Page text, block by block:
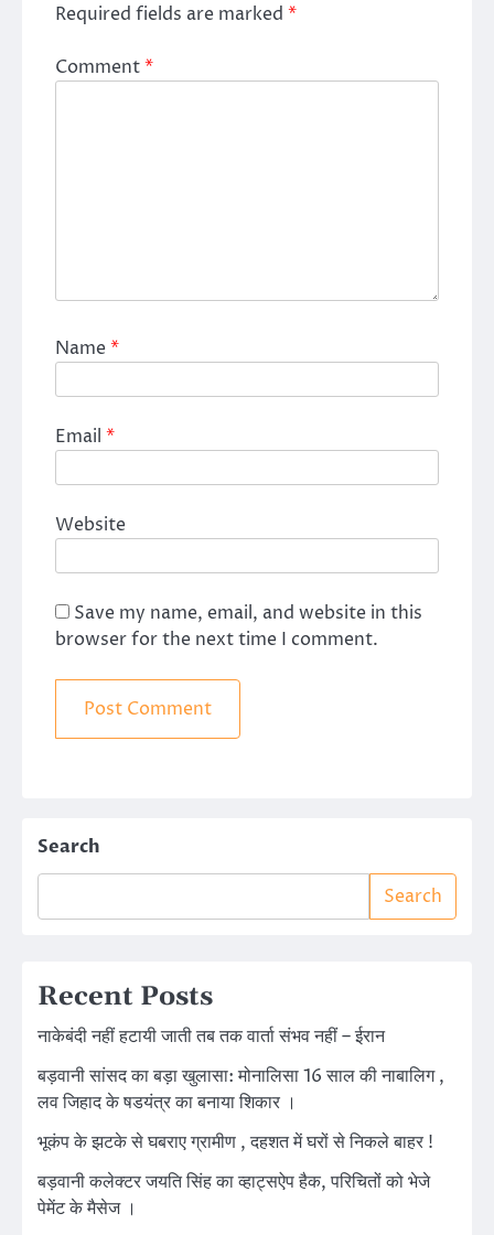
Required fields are marked *
Comment*
Name*
Email *
Website
Save my name, email, and website in this
browser for the next time I comment.
Search
Search
Recent Posts
नाकेबंदी नहीं हटायी जाती तब तक वार्ता संभव नहीं – ईरान
बड़वानी सांसद का बड़ा खुलासा: मोनालिसा 16 साल की नाबालिग ,
लव जिहाद के षडयंत्र का बनाया शिकार ।
भूकंप के झटके से घबराए ग्रामीण , दहशत में घरों से निकले बाहर !
बड़वानी कलेक्टर जयति सिंह का व्हाट्सऐप हैक, परिचितों को भेजे
पेमेंट के मैसेज ।